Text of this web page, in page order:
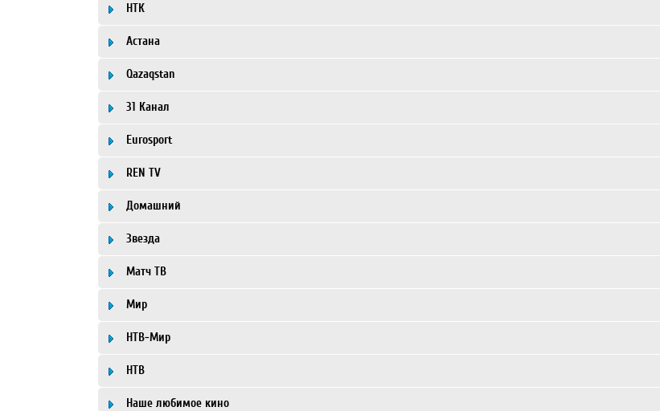
НТК
Астана
Qazaqstan
31 Канал
Eurosport
REN TV
Домашний
Звезда
Матч ТВ
Мир
НТВ-Мир
НТВ
Наше любимое кино